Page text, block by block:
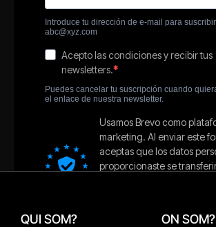
QUI SOM? ON SOM?